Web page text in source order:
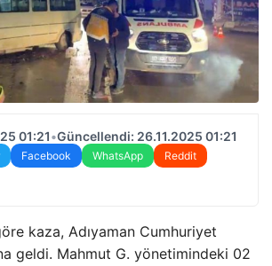
01:21•Güncellendi: 26.11.2025 01:21
Facebook WhatsApp
Reddit
kaza, Adıyaman Cumhuriyet
geldi. Mahmut G. yönetimindeki 02